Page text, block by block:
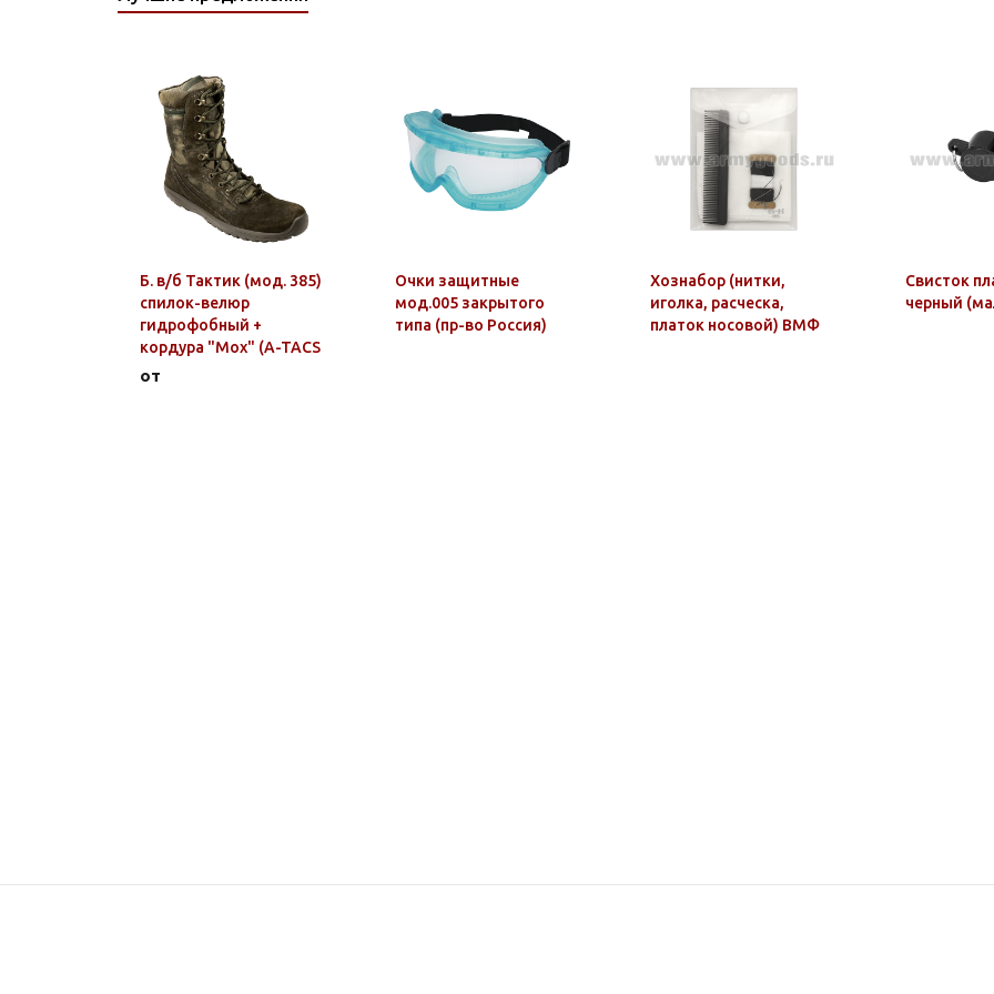
Б. в/б Тактик (мод. 385)
спилок-велюр
гидрофобный +
кордура "Мох" (A-TACS
FG)
от
Очки защитные
мод.005 закрытого
типа (пр-во Россия)
Хознабор (нитки,
иголка, расческа,
платок носовой) ВМФ
Свисток
черный